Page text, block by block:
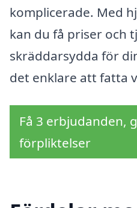
komplicerade. Med
kan du få priser och
skräddarsydda för
det enklare att fatta
Få 3 erbjudanden,
förpliktelser